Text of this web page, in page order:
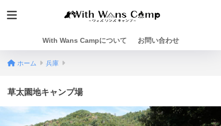
With Wans Campについて お問い合わせ
ホーム 兵庫
草太園地キャンプ場